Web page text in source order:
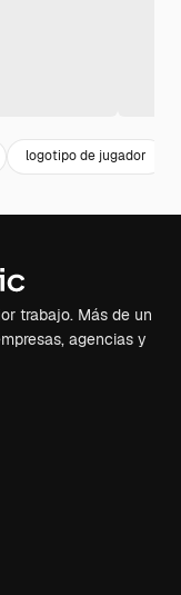
logotipo de jugador
trabajo. Más de un
agencias y